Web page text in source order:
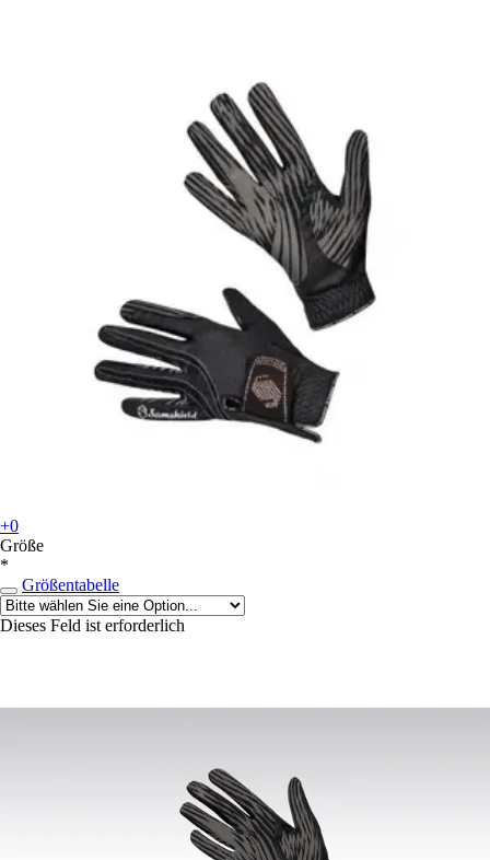
+0
Größe
*
Größentabelle
Dieses Feld ist erforderlich